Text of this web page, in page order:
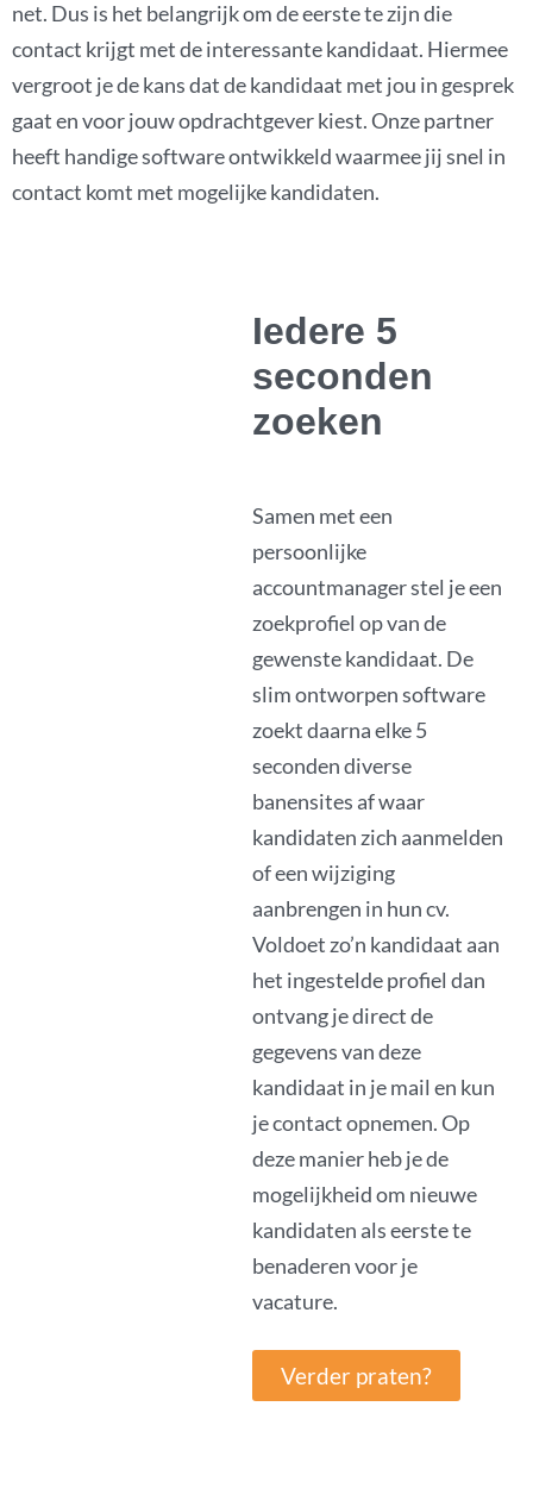
net. Dus is het belangrijk om de eerste te zijn die
contact krijgt met de interessante kandidaat. Hiermee
vergroot je de kans dat de kandidaat met jou in gesprek
gaat en voor jouw opdrachtgever kiest. Onze partner
heeft handige software ontwikkeld waarmee jij snel in
contact komt met mogelijke kandidaten.
Iedere 5
seconden
zoeken
Samen met een
persoonlijke
accountmanager stel je een
zoekprofiel op van de
gewenste kandidaat. De
slim ontworpen software
zoekt daarna elke 5
seconden diverse
banensites af waar
kandidaten zich aanmelden
of een wijziging
aanbrengen in hun cv.
Voldoet zo’n kandidaat aan
het ingestelde profiel dan
ontvang je direct de
gegevens van deze
kandidaat in je mail en kun
je contact opnemen. Op
deze manier heb je de
mogelijkheid om nieuwe
kandidaten als eerste te
benaderen voor je
vacature.
Verder praten?